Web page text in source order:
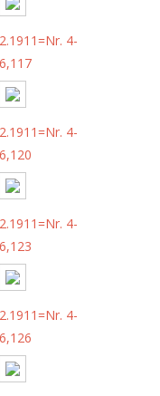
2.1911=Nr. 4-
6,117
2.1911=Nr. 4-
6,120
2.1911=Nr. 4-
6,123
2.1911=Nr. 4-
6,126